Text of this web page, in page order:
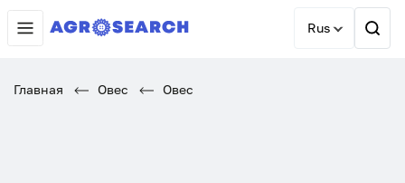
Rus
Главная Овес Овес